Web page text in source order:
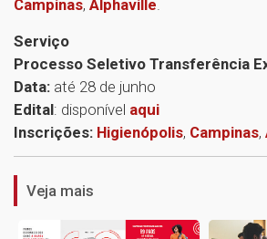
Campinas, Alphaville.
Serviço
Processo Seletivo Transferência
Data: até 28 de junho
Edital: disponível aqui
Inscrições: Higienópolis, Campinas,
Veja mais